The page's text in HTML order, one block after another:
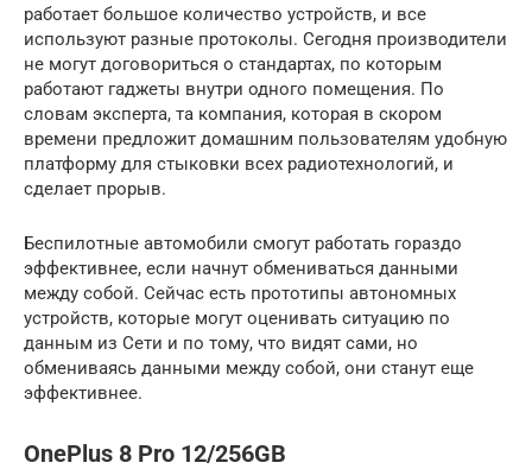
работает большое количество устройств, и все
используют разные протоколы. Сегодня производители
не могут договориться о стандартах, по которым
работают гаджеты внутри одного помещения. По
словам эксперта, та компания, которая в скором
времени предложит домашним пользователям удобную
платформу для стыковки всех радиотехнологий, и
сделает прорыв.
Беспилотные автомобили смогут работать гораздо
эффективнее, если начнут обмениваться данными
между собой. Сейчас есть прототипы автономных
устройств, которые могут оценивать ситуацию по
данным из Сети и по тому, что видят сами, но
обмениваясь данными между собой, они станут еще
эффективнее.
OnePlus 8 Pro 12/256GB